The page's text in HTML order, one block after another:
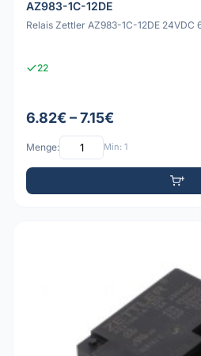
AZ983-1C-12DE
Relais Zettler AZ983-1C-12DE 24VDC
22
6.82€ – 7.15€
Menge: Min: 1